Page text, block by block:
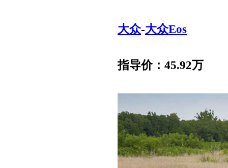
大众-大众Eos
指导价：45.92万